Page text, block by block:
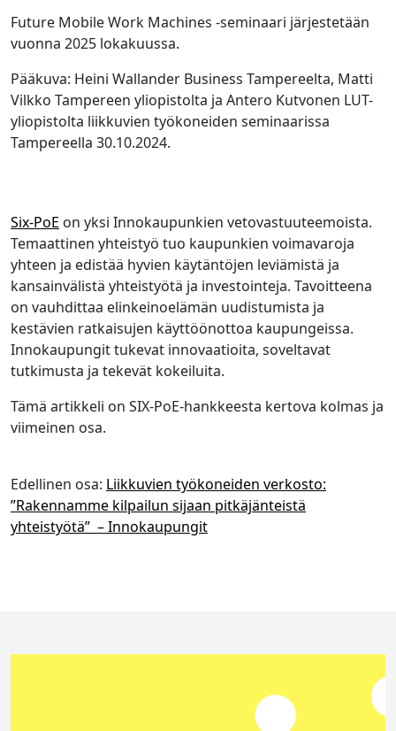
Future Mobile Work Machines -seminaari järjestetään
vuonna 2025 lokakuussa.
Pääkuva: Heini Wallander Business Tampereelta, Matti
Vilkko Tampereen yliopistolta ja Antero Kutvonen LUT-
yliopistolta liikkuvien työkoneiden seminaarissa
Tampereella 30.10.2024.
Six-PoE on yksi Innokaupunkien vetovastuuteemoista.
Temaattinen yhteistyö tuo kaupunkien voimavaroja
yhteen ja edistää hyvien käytäntöjen leviämistä ja
kansainvälistä yhteistyötä ja investointeja. Tavoitteena
on vauhdittaa elinkeinoelämän uudistumista ja
kestävien ratkaisujen käyttöönottoa kaupungeissa.
Innokaupungit tukevat innovaatioita, soveltavat
tutkimusta ja tekevät kokeiluita.
Tämä artikkeli on SIX-PoE-hankkeesta kertova kolmas ja
viimeinen osa.
Edellinen osa: Liikkuvien työkoneiden verkosto:
”Rakennamme kilpailun sijaan pitkäjänteistä
yhteistyötä” – Innokaupungit